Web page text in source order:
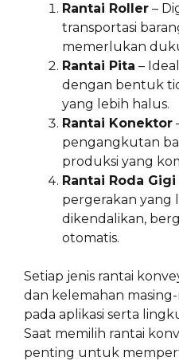
Rantai Roller –
transportasi
memerlukan
Rantai Pita –
dengan bentuk
yang lebih halus.
Rantai Konektor
pengangkutan
produksi yang
Rantai Roda Gigi
pergerakan yang
dikendalikan,
otomatis.
Setiap jenis rantai
dan kelemahan
pada aplikasi serta
Saat memilih rantai
penting untuk